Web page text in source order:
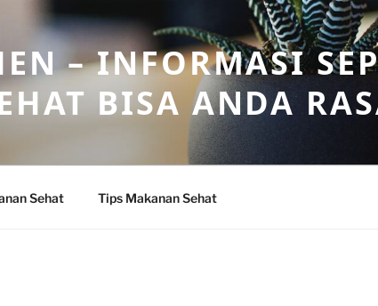
– INFORMASI
BISA ANDA
Sehat Tips Makanan Sehat